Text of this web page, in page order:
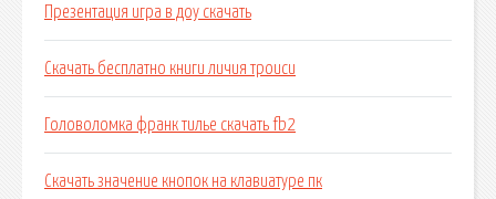
Презентация игра в доу скачать
Скачать бесплатно книги личия троиси
Головоломка франк тилье скачать fb2
Скачать значение кнопок на клавиатуре пк